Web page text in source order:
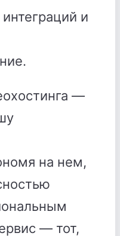
и
—
на нем,
— тот,